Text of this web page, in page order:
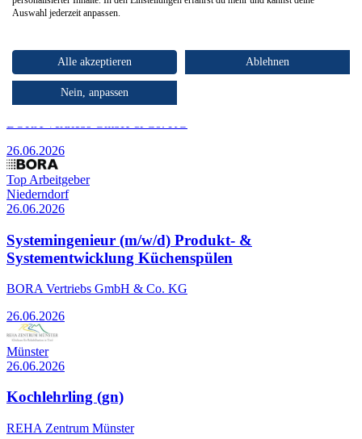
26.06.2026
Systementwickler (m/w/d) Geschirrspültechnologien
26.06.2026
Top Arbeitgeber
Niederndorf
26.06.2026
Systemingenieur (m/w/d) Produkt- &
Systementwicklung Küchenspülen
BORA Vertriebs GmbH & Co. KG
26.06.2026
Münster
26.06.2026
Kochlehrling (gn)
REHA Zentrum Münster
Auswahl jederzeit anpassen.
Alle akzeptieren Ablehnen
Nein, anpassen